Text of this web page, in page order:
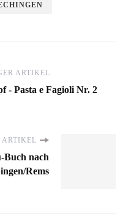
ARTIKEL
- Pasta e Fagioli Nr. 2
ARTIKEL
Buch nach
Rems